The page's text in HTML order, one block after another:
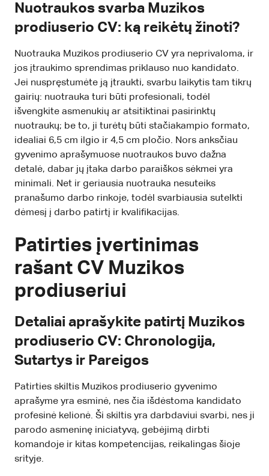
Nuotraukos svarba Muzikos
prodiuserio CV: ką reikėtų žinoti?
Nuotrauka Muzikos prodiuserio CV yra neprivaloma, ir
jos įtraukimo sprendimas priklauso nuo kandidato.
Jei nuspręstumėte ją įtraukti, svarbu laikytis tam tikrų
gairių: nuotrauka turi būti profesionali, todėl
išvengkite asmenukių ar atsitiktinai pasirinktų
nuotraukų; be to, ji turėtų būti stačiakampio formato,
idealiai 6,5 cm ilgio ir 4,5 cm pločio. Nors anksčiau
gyvenimo aprašymuose nuotraukos buvo dažna
detalė, dabar jų įtaka darbo paraiškos sėkmei yra
minimali. Net ir geriausia nuotrauka nesuteiks
pranašumo darbo rinkoje, todėl svarbiausia sutelkti
dėmesį į darbo patirtį ir kvalifikacijas.
Patirties įvertinimas
rašant CV Muzikos
prodiuseriui
Detaliai aprašykite patirtį Muzikos
prodiuserio CV: Chronologija,
Sutartys ir Pareigos
Patirties skiltis Muzikos prodiuserio gyvenimo
aprašyme yra esminė, nes čia išdėstoma kandidato
profesinė kelionė. Ši skiltis yra darbdaviui svarbi, nes ji
parodo asmeninę iniciatyvą, gebėjimą dirbti
komandoje ir kitas kompetencijas, reikalingas šioje
srityje.